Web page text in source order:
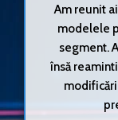
Am reunit
modelele
segment.
însă